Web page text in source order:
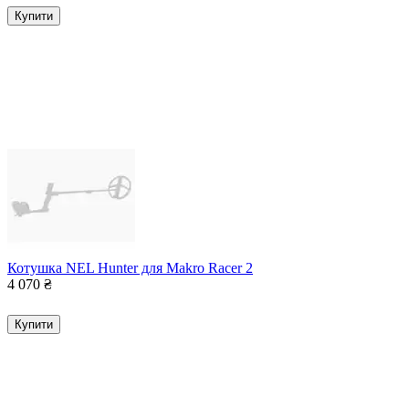
Купити
Котушка NEL Hunter для Makro Racer 2
4 070 ₴
Купити